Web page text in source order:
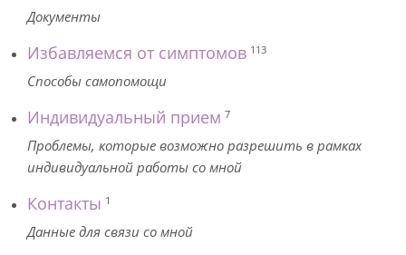
Документы
Избавляемся от симптомов 113
Способы самопомощи
Индивидуальный прием 7
Проблемы, которые возможно разрешить в рамках
индивидуальной работы со мной
Контакты 1
Данные для связи со мной